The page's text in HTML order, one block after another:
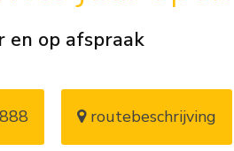
en op afspraak
routebeschrijving